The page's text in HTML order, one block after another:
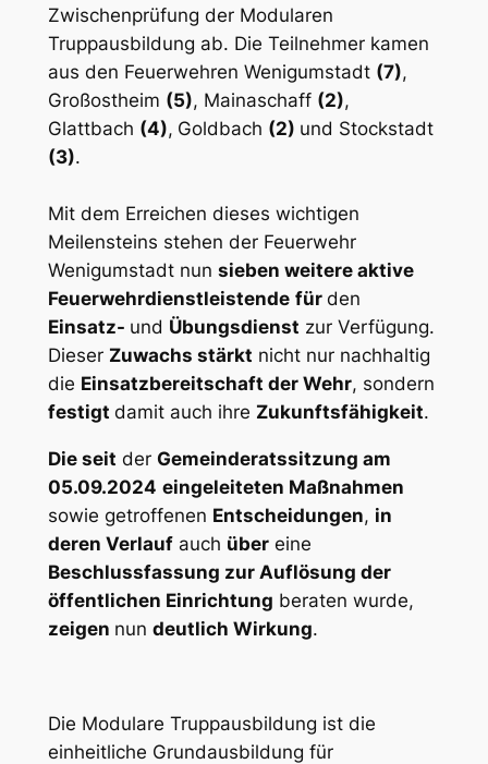
Zwischenprüfung der Modularen
Truppausbildung ab. Die Teilnehmer kamen
aus den Feuerwehren Wenigumstadt (7),
Großostheim (5), Mainaschaff (2),
Glattbach (4), Goldbach (2) und Stockstadt
(3).
Mit dem Erreichen dieses wichtigen
Meilensteins stehen der Feuerwehr
Wenigumstadt nun sieben weitere aktive
Feuerwehrdienstleistende für den
Einsatz- und Übungsdienst zur Verfügung.
Dieser Zuwachs stärkt nicht nur nachhaltig
die Einsatzbereitschaft der Wehr, sondern
festigt damit auch ihre Zukunftsfähigkeit.
Die seit der Gemeinderatssitzung am
05.09.2024 eingeleiteten Maßnahmen
sowie getroffenen Entscheidungen, in
deren Verlaufauch übereine
Beschlussfassung zur Auflösung der
öffentlichen Einrichtung beraten wurde,
zeigen nun deutlich Wirkung.
Die Modulare Truppausbildung ist die
einheitliche Grundausbildung für